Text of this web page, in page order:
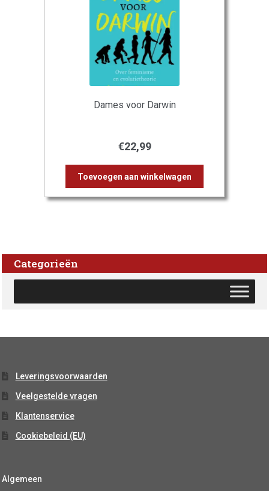
Dames voor Darwin
€22,99
Toevoegen aan winkelwagen
Categorieën
Leveringsvoorwaarden
Veelgestelde vragen
Klantenservice
Cookiebeleid (EU)
Algemeen